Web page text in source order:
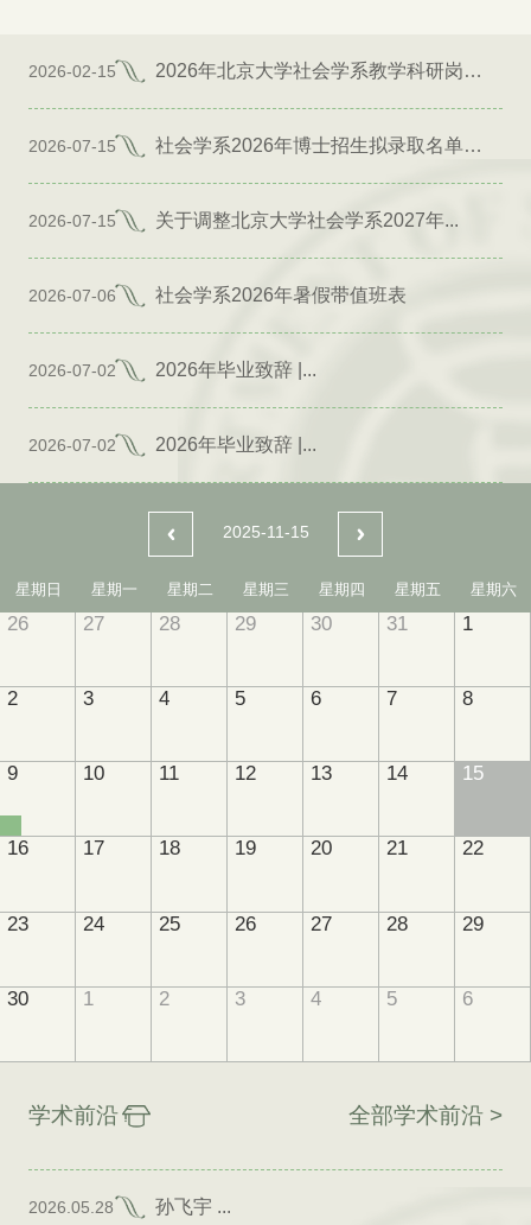
2026-02-15 2026年北京大学社会学系教学科研岗位招聘启事
2026-07-15 社会学系2026年博士招生拟录取名单公示（专项）
2026-07-15 关于调整北京大学社会学系2027年...
2026-07-06 社会学系2026年暑假带值班表
2026-07-02 2026年毕业致辞 |...
2026-07-02 2026年毕业致辞 |...
2025-11-15
星期日 星期一 星期二 星期三 星期四 星期五 星期六
26 27 28 29 30 31 1
2 3 4 5 6 7 8
9 10 11 12 13 14 15
16 17 18 19 20 21 22
23 24 25 26 27 28 29
30 1 2 3 4 5 6
学术前沿 全部学术前沿 >
2026.05.28 孙飞宇 ...